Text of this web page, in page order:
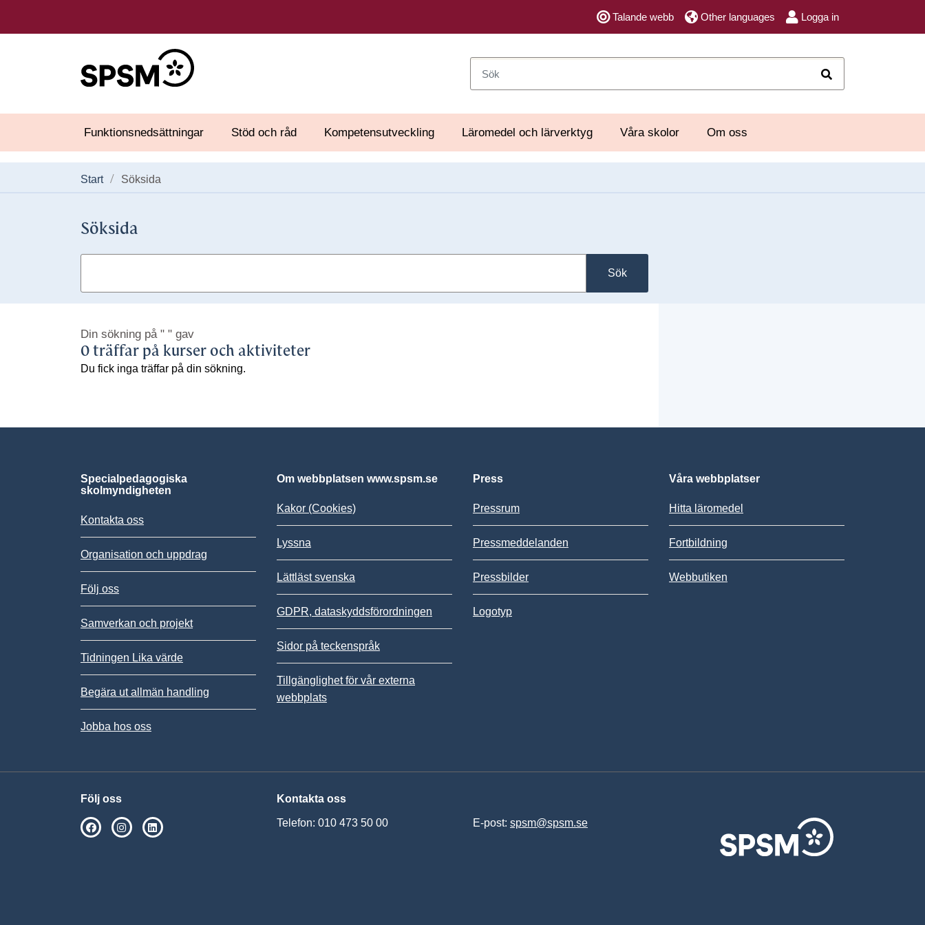
Talande webb Other languages Logga in
Funktionsnedsättningar Stöd och råd Kompetensutveckling Läromedel och lärverktyg Våra skolor Om oss
Start Söksida
Söksida
Sök
Din sökning på " " gav
0 träffar på kurser och aktiviteter
Du fick inga träffar på din sökning.
Specialpedagogiska
skolmyndigheten
Kontakta oss
Organisation och uppdrag
Följ oss
Samverkan och projekt
Tidningen Lika värde
Begära ut allmän handling
Jobba hos oss
Om webbplatsen www.spsm.se
Kakor (Cookies)
Lyssna
Lättläst svenska
GDPR, dataskyddsförordningen
Sidor på teckenspråk
Tillgänglighet för vår externa
webbplats
Press
Pressrum
Pressmeddelanden
Pressbilder
Logotyp
Våra webbplatser
Hitta läromedel
Fortbildning
Webbutiken
Följ oss
SPSM på Facebook
SPSM på Instagram
Kontakta oss
Telefon: 010 473 50 00 E-post: spsm@spsm.se